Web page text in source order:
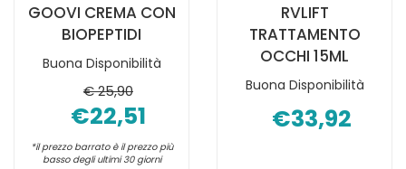
GOOVI CREMA CON
BIOPEPTIDI
Buona Disponibilità
€ 25,90
€22,51
*il prezzo barrato è il prezzo più
basso degli ultimi 30 giorni
RVLIFT
TRATTAMENTO
OCCHI 15ML
Buona Disponibilità
€33,92